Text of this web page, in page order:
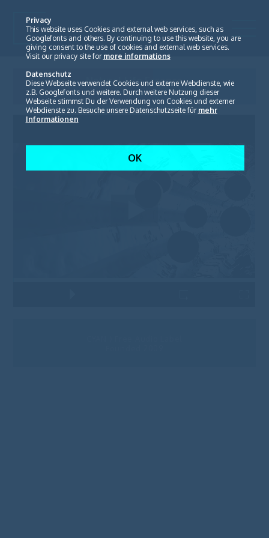
Natural Life Essence
Ending Caravan
Privacy
This website uses Cookies and external web services, such as
Googlefonts and others. By continuing to use this website, you are
giving consent to the use of cookies and external web services.
Visit our privacy site for more informations
Datenschutz
Diese Webseite verwendet Cookies und externe Webdienste, wie
z.B. Googlefonts und weitere. Durch weitere Nutzung dieser
Webseite stimmst Du der Verwendung von Cookies und externer
Webdienste zu. Besuche unsere Datenschutzseite für mehr
Informationen
OK